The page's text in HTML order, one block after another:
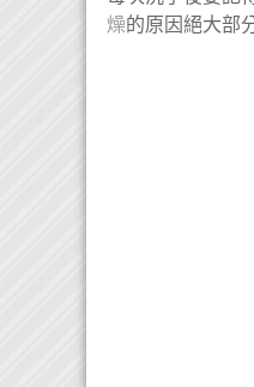
燥的原因絕大部